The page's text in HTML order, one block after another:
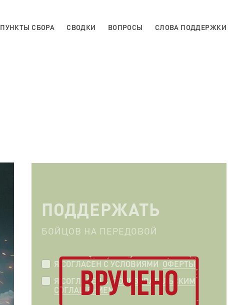
ПУНКТЫ СБОРА СВОДКИ ВОПРОСЫ СЛОВА ПОДДЕРЖКИ
ПОДДЕРЖАТЬ
БОЙЦОВ НА ПЕРЕДОВОЙ
Я СОГЛАСЕН C УСЛОВИЯМИ ОФЕРТЫ
Я СОГЛАСЕН СПОЛЬЗОВАТЕЛЬСКИМ
СОГЛАШЕНИЕМ
ВРУЧЕНО